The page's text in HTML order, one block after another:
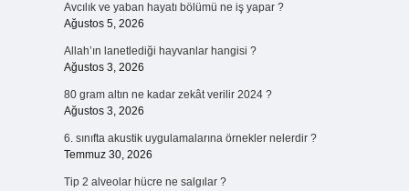
Avcılık ve yaban hayatı bölümü ne iş yapar ?
Ağustos 5, 2026
Allah’ın lanetlediği hayvanlar hangisi ?
Ağustos 3, 2026
80 gram altın ne kadar zekât verilir 2024 ?
Ağustos 3, 2026
6. sınıfta akustik uygulamalarına örnekler nelerdir ?
Temmuz 30, 2026
Tip 2 alveolar hücre ne salgılar ?